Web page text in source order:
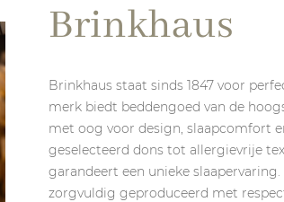
Brinkhaus
Brinkhaus staat sinds 1847 voor
merk biedt beddengoed van de
met oog voor design, slaapcomfort
geselecteerd dons tot allergievrije
garandeert een unieke
zorgvuldig geproduceerd met